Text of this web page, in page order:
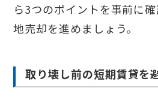
ら3つのポイントを事前に
地売却を進めましょう。
取り壊し前の短期賃貸を